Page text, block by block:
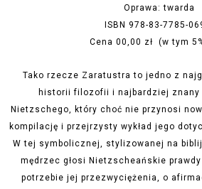
Oprawa: twarda
ISBN 978-83-7785-
Cena 00,00 zł (w tym
Tako rzecze Zaratustra to jedno z
historii filozofii i najbardziej znany
Nietzschego, który choć nie przynosi
kompilację i przejrzysty wykład jego
W tej symbolicznej, stylizowanej na
mędrzec głosi Nietzscheańskie
potrzebie jej przezwyciężenia, o